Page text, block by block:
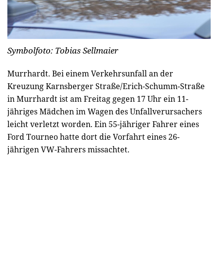
Symbolfoto: Tobias Sellmaier
Murrhardt. Bei einem Verkehrsunfall an der
Kreuzung Karnsberger Straße/Erich-Schumm-Straße
in Murrhardt ist am Freitag gegen 17 Uhr ein 11-
jähriges Mädchen im Wagen des Unfallverursachers
leicht verletzt worden. Ein 55-jähriger Fahrer eines
Ford Tourneo hatte dort die Vorfahrt eines 26-
jährigen VW-Fahrers missachtet.